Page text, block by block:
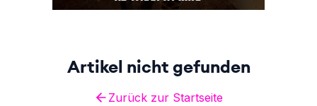
Artikel nicht gefunden
Zurück zur Startseite